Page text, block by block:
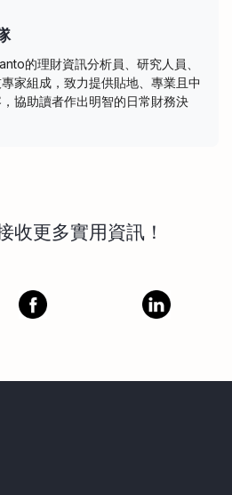
的理財資訊分析員、研究人員、
家組成，致力提供貼地、專業且中
協助讀者作出明智的日常財務決
收更多實用資訊！